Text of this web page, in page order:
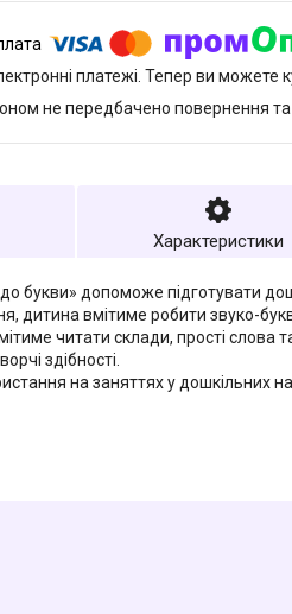
платежі. Тепер ви
не передбачено повернення та
Характеристики
букви» допоможе підготувати
дитина вмітиме робити звуко-
читати склади, прості слова
здібності.
на заняттях у дошкільних